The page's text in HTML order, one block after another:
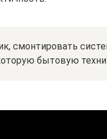
смонтировать
бытовую